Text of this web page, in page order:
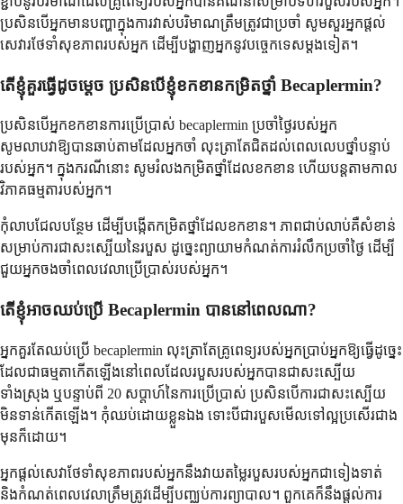
ប្រសិនបើអ្នកមានបញ្ហាក្នុងការវាស់បរិមាណត្រឹមត្រូវជាប្រចាំ សូមសួរអ្នកផ្តល់
សេវារថែទាំសុខភាពរបស់អ្នក ដើម្បីបង្ហាញអ្នកនូវបច្ចេកទេសម្តងទៀត។
តើខ្ញុំគួរធ្វើដូចម្តេច ប្រសិនបើខ្ញុំខកខានកម្រិតថ្នាំ Becaplermin?
ប្រសិនបើអ្នកខកខានការប្រើប្រាស់ becaplermin ប្រចាំថ្ងៃរបស់អ្នក
សូមលាបវាឱ្យបានឆាប់តាមដែលអ្នកចាំ លុះត្រាតែជិតដល់ពេលលេបថ្នាំបន្ទាប់
របស់អ្នក។ ក្នុងករណីនោះ សូមរំលងកម្រិតថ្នាំដែលខកខាន ហើយបន្តតាមកាល
វិភាគធម្មតារបស់អ្នក។
កុំលាបជែលបន្ថែម ដើម្បីបង្កើតកម្រិតថ្នាំដែលខកខាន។ ភាពជាប់លាប់គឺសំខាន់
សម្រាប់ការជាសះស្បើយនៃរបួស ដូច្នេះព្យាយាមកំណត់ការរំលឹកប្រចាំថ្ងៃ ដើម្បី
ជួយអ្នកចងចាំពេលវេលាប្រើប្រាស់របស់អ្នក។
តើខ្ញុំអាចឈប់ប្រើ Becaplermin បាននៅពេលណា?
អ្នកគួរតែឈប់ប្រើ becaplermin លុះត្រាតែគ្រូពេទ្យរបស់អ្នកប្រាប់អ្នកឱ្យធ្វើដូច្នេះ
ដែលជាធម្មតាកើតឡើងនៅពេលដែលរបួសរបស់អ្នកបានជាសះស្បើយ
ទាំងស្រុង ឬបន្ទាប់ពី 20 សប្តាហ៍នៃការប្រើប្រាស់ ប្រសិនបើការជាសះស្បើយ
មិនទាន់កើតឡើង។ កុំឈប់ដោយខ្លួនឯង ទោះបីជារបួសមើលទៅល្អប្រសើរជាង
មុនក៏ដោយ។
អ្នកផ្តល់សេវាថែទាំសុខភាពរបស់អ្នកនឹងវាយតម្លៃរបួសរបស់អ្នកជាទៀងទាត់
និងកំណត់ពេលវេលាត្រឹមត្រូវដើម្បីបញ្ឈប់ការព្យាបាល។ ពួកគេក៏នឹងផ្តល់ការ